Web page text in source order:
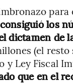
para
los
dictamen de
(el
y Ley Fiscal
que en el